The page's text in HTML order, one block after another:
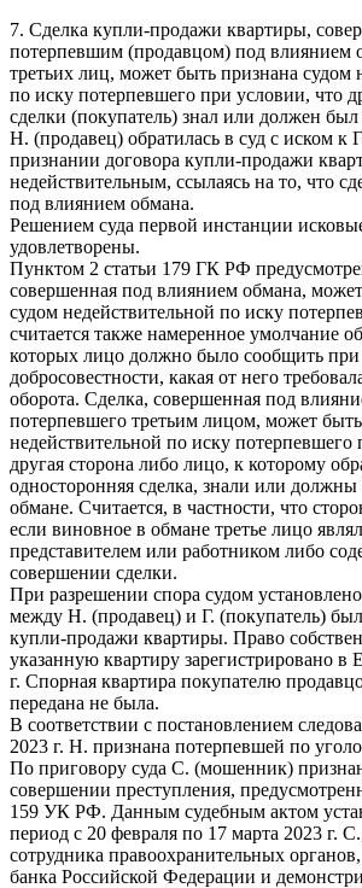
7. Сделка купли-продажи квартиры,
потерпевшим (продавцом) под влиянием
третьих лиц, может быть признана судом
по иску потерпевшего при условии, что
сделки (покупатель) знал или должен был
Н. (продавец) обратилась в суд с иском к
признании договора купли-продажи
недействительным, ссылаясь на то, что
под влиянием обмана.
Решением суда первой инстанции
удовлетворены.
Пунктом 2 статьи 179 ГК РФ
совершенная под влиянием обмана,
судом недействительной по иску
считается также намеренное умолчание
которых лицо должно было сообщить при
добросовестности, какая от него
оборота. Сделка, совершенная под
потерпевшего третьим лицом, может
недействительной по иску потерпевшего
другая сторона либо лицо, к которому
односторонняя сделка, знали или должны
обмане. Считается, в частности, что
если виновное в обмане третье лицо
представителем или работником либо
совершении сделки.
При разрешении спора судом
между Н. (продавец) и Г. (покупатель)
купли-продажи квартиры. Право
указанную квартиру зарегистрировано в
г. Спорная квартира покупателю
передана не была.
В соответствии с постановлением
2023 г. Н. признана потерпевшей по
По приговору суда С. (мошенник)
совершении преступления,
159 УК РФ. Данным судебным актом
период с 20 февраля по 17 марта 2023 г.
сотрудника правоохранительных
банка Российской Федерации и